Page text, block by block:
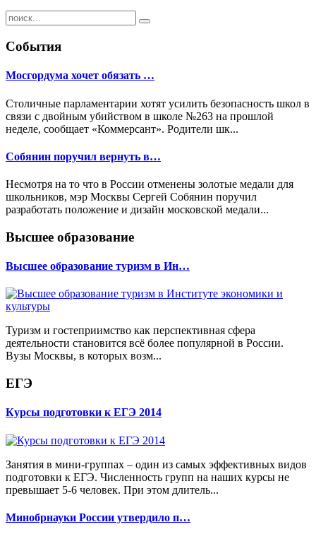
События
Мосгордума хочет обязать …
Столичные парламентарии хотят усилить безопасность школ в
связи с двойным убийством в школе №263 на прошлой
неделе, сообщает «Коммерсант». Родители шк...
Собянин поручил вернуть в…
Несмотря на то что в России отменены золотые медали для
школьников, мэр Москвы Сергей Собянин поручил
разработать положение и дизайн московской медали...
Высшее образование
Высшее образование туризм в Ин…
Туризм и гостеприимство как перспективная сфера
деятельности становится всё более популярной в России.
Вузы Москвы, в которых возм...
ЕГЭ
Курсы подготовки к ЕГЭ 2014
Занятия в мини-группах – один из самых эффективных видов
подготовки к ЕГЭ. Численность групп на наших курсы не
превышает 5-6 человек. При этом длитель...
Минобрнауки России утвердило п…